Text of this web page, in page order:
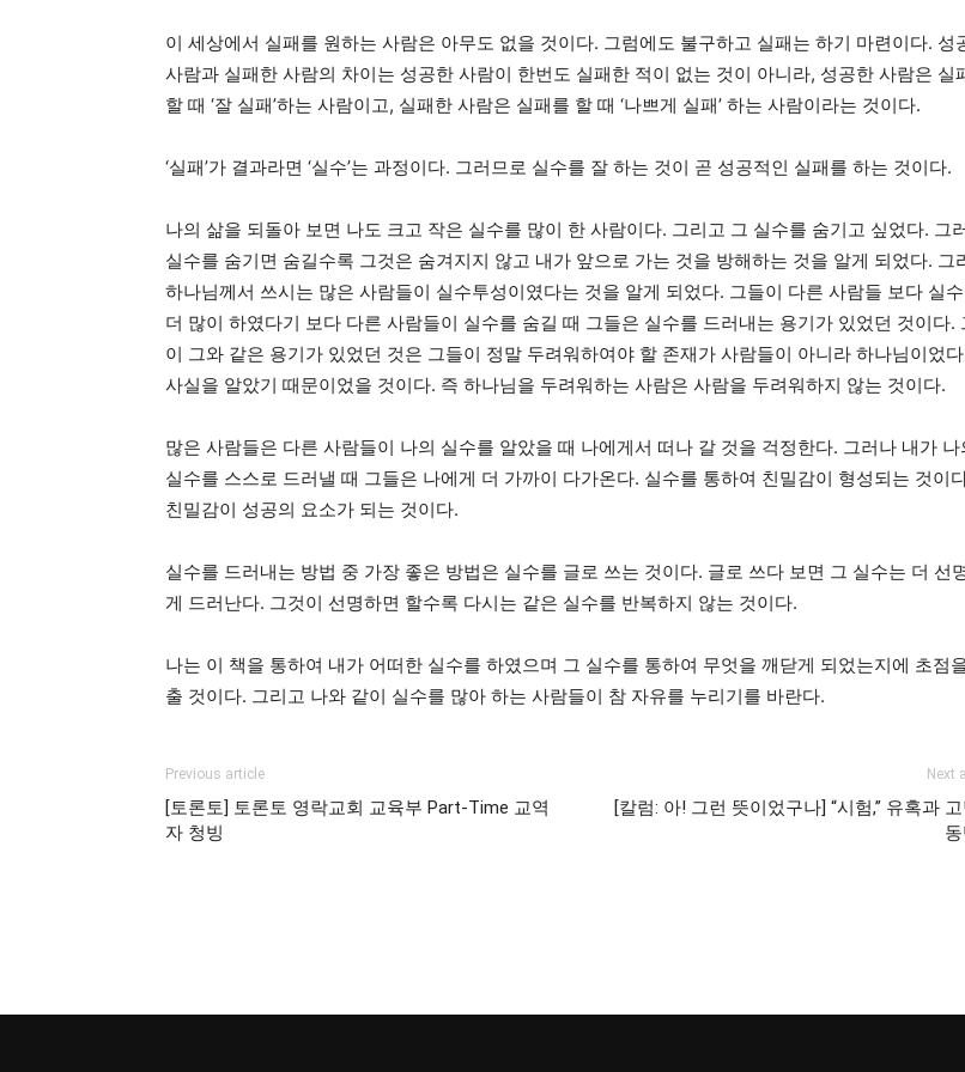
이 세상에서 실패를 원하는 사람은 아무도 없을 것이다. 그럼에도 불구하고 실패는 하기 마련이다. 성
사람과 실패한 사람의 차이는 성공한 사람이 한번도 실패한 적이 없는 것이 아니라, 성공한 사람은 실
할 때 ‘잘 실패’하는 사람이고, 실패한 사람은 실패를 할 때 ‘나쁘게 실패’ 하는 사람이라는 것이다.
‘실패’가 결과라면 ‘실수’는 과정이다. 그러므로 실수를 잘 하는 것이 곧 성공적인 실패를 하는 것이다.
나의 삶을 되돌아 보면 나도 크고 작은 실수를 많이 한 사람이다. 그리고 그 실수를 숨기고 싶었다. 그
실수를 숨기면 숨길수록 그것은 숨겨지지 않고 내가 앞으로 가는 것을 방해하는 것을 알게 되었다. 그
하나님께서 쓰시는 많은 사람들이 실수투성이였다는 것을 알게 되었다. 그들이 다른 사람들 보다 실
더 많이 하였다기 보다 다른 사람들이 실수를 숨길 때 그들은 실수를 드러내는 용기가 있었던 것이다.
이 그와 같은 용기가 있었던 것은 그들이 정말 두려워하여야 할 존재가 사람들이 아니라 하나님이었
사실을 알았기 때문이었을 것이다. 즉 하나님을 두려워하는 사람은 사람을 두려워하지 않는 것이다.
많은 사람들은 다른 사람들이 나의 실수를 알았을 때 나에게서 떠나 갈 것을 걱정한다. 그러나 내가 나
실수를 스스로 드러낼 때 그들은 나에게 더 가까이 다가온다. 실수를 통하여 친밀감이 형성되는 것이
친밀감이 성공의 요소가 되는 것이다.
실수를 드러내는 방법 중 가장 좋은 방법은 실수를 글로 쓰는 것이다. 글로 쓰다 보면 그 실수는 더 선
게 드러난다. 그것이 선명하면 할수록 다시는 같은 실수를 반복하지 않는 것이다.
나는 이 책을 통하여 내가 어떠한 실수를 하였으며 그 실수를 통하여 무엇을 깨닫게 되었는지에 초점
출 것이다. 그리고 나와 같이 실수를 많아 하는 사람들이 참 자유를 누리기를 바란다.
Previous article
[토론토] 토론토 영락교회 교육부 Part-Time 교역
자 청빙
Next
[칼럼: 아! 그런 뜻이었구나] “시험,” 유혹과